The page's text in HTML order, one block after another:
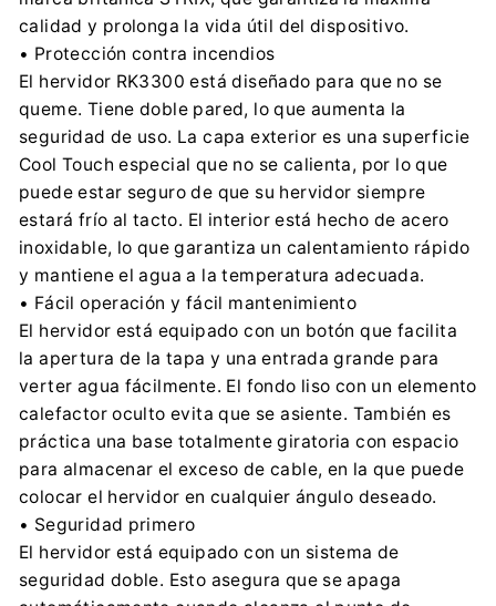
calidad y prolonga la vida útil del dispositivo.
• Protección contra incendios
El hervidor RK3300 está diseñado para que no se
queme. Tiene doble pared, lo que aumenta la
seguridad de uso. La capa exterior es una superficie
Cool Touch especial que no se calienta, por lo que
puede estar seguro de que su hervidor siempre
estará frío al tacto. El interior está hecho de acero
inoxidable, lo que garantiza un calentamiento rápido
y mantiene el agua a la temperatura adecuada.
• Fácil operación y fácil mantenimiento
El hervidor está equipado con un botón que facilita
la apertura de la tapa y una entrada grande para
verter agua fácilmente. El fondo liso con un elemento
calefactor oculto evita que se asiente. También es
práctica una base totalmente giratoria con espacio
para almacenar el exceso de cable, en la que puede
colocar el hervidor en cualquier ángulo deseado.
• Seguridad primero
El hervidor está equipado con un sistema de
seguridad doble. Esto asegura que se apaga